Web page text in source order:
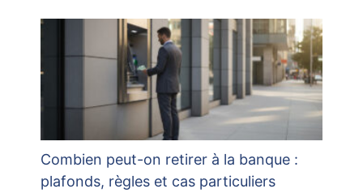
Combien peut-on retirer à la banque :
plafonds, règles et cas particuliers